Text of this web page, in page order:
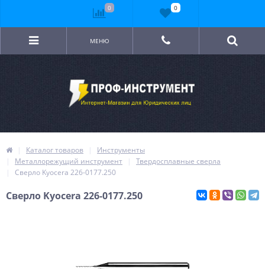
МЕНЮ
Каталог товаров
Инструменты
Металлорежущий инструмент
Твердосплавные сверла
Сверло Kyocera 226-0177.250
Сверло Kyocera 226-0177.250
0 0